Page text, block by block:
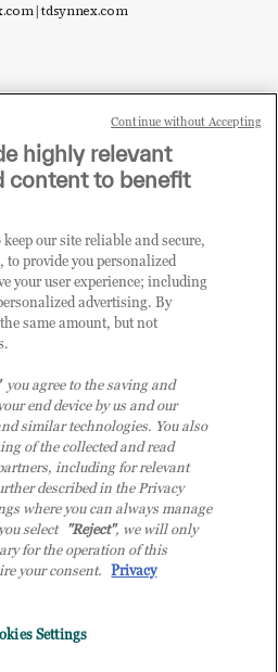
|tdsynnex.com
e desideri acquistare
trattate sul blog?
E DIVENTA
TD SYNNEX
legale: via Luigi Russolo 9, 20138 Milano
delle Imprese di Milano e Codice Fiscale:
- Eur 12.569.000,00 i.v - TD SYNNEX e TD
all’attività di direzione e coordinamento
highly relevant
content to benefit
our site reliable and secure,
to provide you personalized
your user experience; including
advertising. By
same amount, but not
you agree to the saving and
end device by us and our
similar technologies. You also
of the collected and read
including for relevant
described in the Privacy
where you can always manage
select "Reject", we will only
for the operation of this
your consent. Privacy
Settings
Continue without Accepting